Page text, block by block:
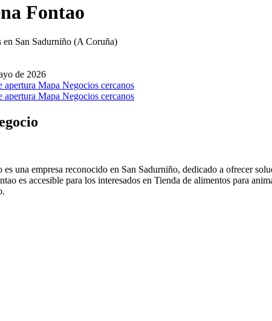
Fontao
en San Sadurniño (A Coruña)
de 2026
apertura Mapa Negocios cercanos
apertura Mapa Negocios cercanos
es una empresa reconocido en San Sadurniño, dedicado a ofrecer
es accesible para los interesados en Tienda de alimentos para